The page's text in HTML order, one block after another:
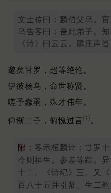
文士传曰：麟伯父乌。
乌告客曰：吾此弟子。
《诗》曰云云。麟庄声答
邈矣甘罗，超等绝伦。
伊彼杨乌，命世称贤。
嗟予蠢弱，殊才伟年。
仰惭二子，俯愧过言⑴ 。
附： 客示桓麟诗：甘罗
今则桓生。参差等踪。
十二。《诗纪》三。又
百八十五并引龄、生二韵